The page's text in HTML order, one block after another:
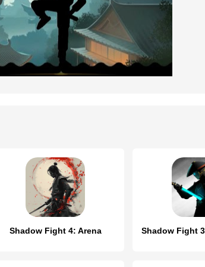
Shadow Fight 4: Arena